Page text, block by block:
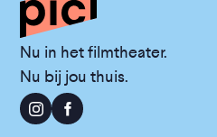
Nu in het filmtheater.
Nu bij jou thuis.